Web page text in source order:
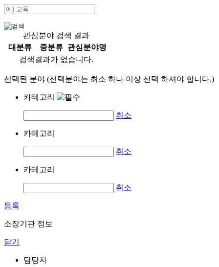
관심분야 검색 결과
대분류
중분류
관심분야명
검색결과가 없습니다.
선택된 분야 (선택분야는 최소 하나 이상 선택 하셔야 합니다.)
카테고리
취소
카테고리
취소
카테고리
취소
등록
소장기관 정보
닫기
담당자